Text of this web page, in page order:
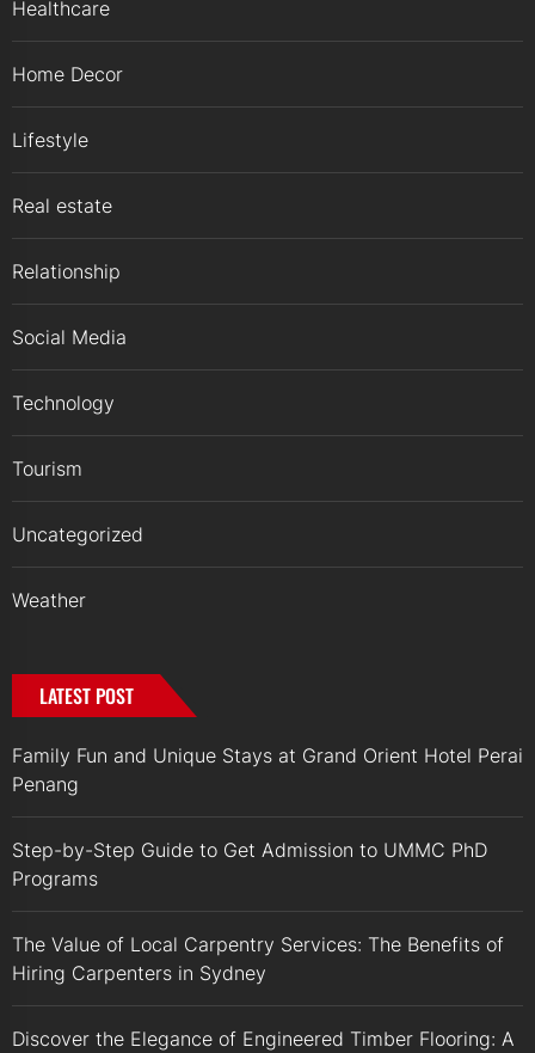
Healthcare
Home Decor
Lifestyle
Real estate
Relationship
Social Media
Technology
Tourism
Uncategorized
Weather
LATEST POST
Family Fun and Unique Stays at Grand Orient Hotel Perai
Penang
Step-by-Step Guide to Get Admission to UMMC PhD
Programs
The Value of Local Carpentry Services: The Benefits of
Hiring Carpenters in Sydney
Discover the Elegance of Engineered Timber Flooring: A